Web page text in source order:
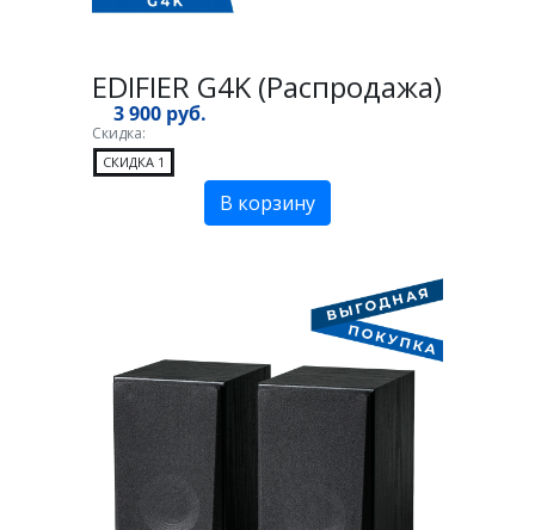
EDIFIER G4K (Распродажа)
3 900 руб.
Скидка:
СКИДКА 1
В корзину